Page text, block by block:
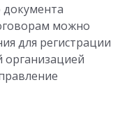
можно
для регистрации
организацией